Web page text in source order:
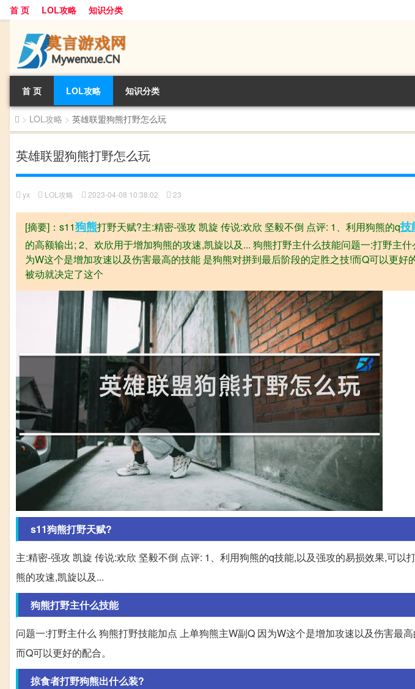
首 页 LOL攻略 知识分类
首 页 LOL攻略 知识分类
> LOL攻略 > 英雄联盟狗熊打野怎么玩
英雄联盟狗熊打野怎么玩
yx LOL攻略 2023-04-08 10:38:02 23
[摘要]：s11狗熊打野天赋?主:精密-强攻 凯旋 传说:欢欣 坚毅不倒 点评: 1、利用狗熊的q技
的高额输出; 2、欢欣用于增加狗熊的攻速,凯旋以及... 狗熊打野主什么技能问题一:打野主
为W这个是增加攻速以及伤害最高的技能 是狗熊对拼到最后阶段的定胜之技!而Q可以更
被动就决定了这个
s11狗熊打野天赋?
主:精密-强攻 凯旋 传说:欢欣 坚毅不倒 点评: 1、利用狗熊的q技能,以及强攻的易损效果,可以
熊的攻速,凯旋以及...
狗熊打野主什么技能
问题一:打野主什么 狗熊打野技能加点 上单狗熊主W副Q 因为W这个是增加攻速以及伤害最
而Q可以更好的配合。
掠食者打野狗熊出什么装?